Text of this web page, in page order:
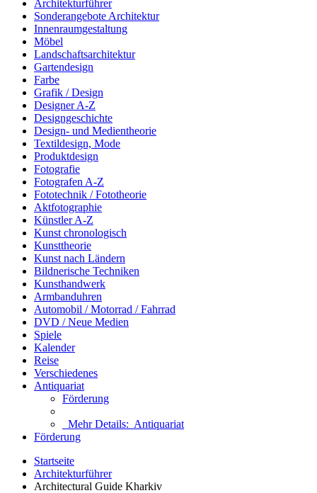
Architekturführer
Sonderangebote Architektur
Innenraumgestaltung
Möbel
Landschaftsarchitektur
Gartendesign
Farbe
Grafik / Design
Designer A-Z
Designgeschichte
Design- und Medientheorie
Textildesign, Mode
Produktdesign
Fotografie
Fotografen A-Z
Fototechnik / Fototheorie
Aktfotographie
Künstler A-Z
Kunst chronologisch
Kunsttheorie
Kunst nach Ländern
Bildnerische Techniken
Kunsthandwerk
Armbanduhren
Automobil / Motorrad / Fahrrad
DVD / Neue Medien
Spiele
Kalender
Reise
Verschiedenes
Antiquariat
Förderung
Mehr Details: Antiquariat
Förderung
Startseite
Architekturführer
Architectural Guide Kharkiv